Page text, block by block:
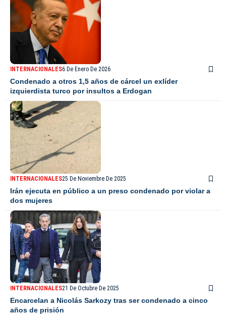
INTERNACIONALES6 De Enero De 2026
Condenado a otros 1,5 años de cárcel un exlíder
izquierdista turco por insultos a Erdogan
INTERNACIONALES25 De Noviembre De 2025
Irán ejecuta en público a un preso condenado por violar a
dos mujeres
INTERNACIONALES21 De Octubre De 2025
Encarcelan a Nicolás Sarkozy tras ser condenado a cinco
años de prisión